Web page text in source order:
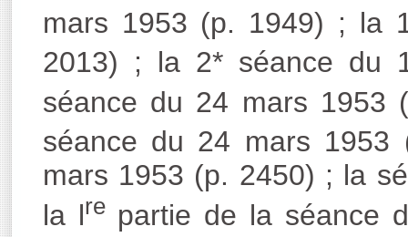
mars 1953 (p. 1949) ; la
2013) ; la 2* séance du
séance du 24 mars 1953
séance du 24 mars
mars 1953 (p. 2450) ; la
la lrepartie de la séance